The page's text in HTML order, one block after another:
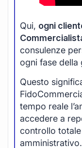
Qui, ogni
consulenze
ogni fase della
Questo
tempo reale
accedere a
controllo
amministrativo.